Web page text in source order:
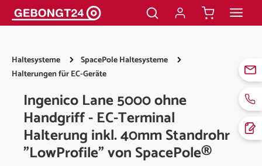
springen
Haltesysteme
SpacePole Haltesysteme
Halterungen für EC-Geräte
Ingenico Lane 5000 ohne
Handgriff - EC-Terminal
Halterung inkl. 40mm Standrohr
"LowProfile" von SpacePole®